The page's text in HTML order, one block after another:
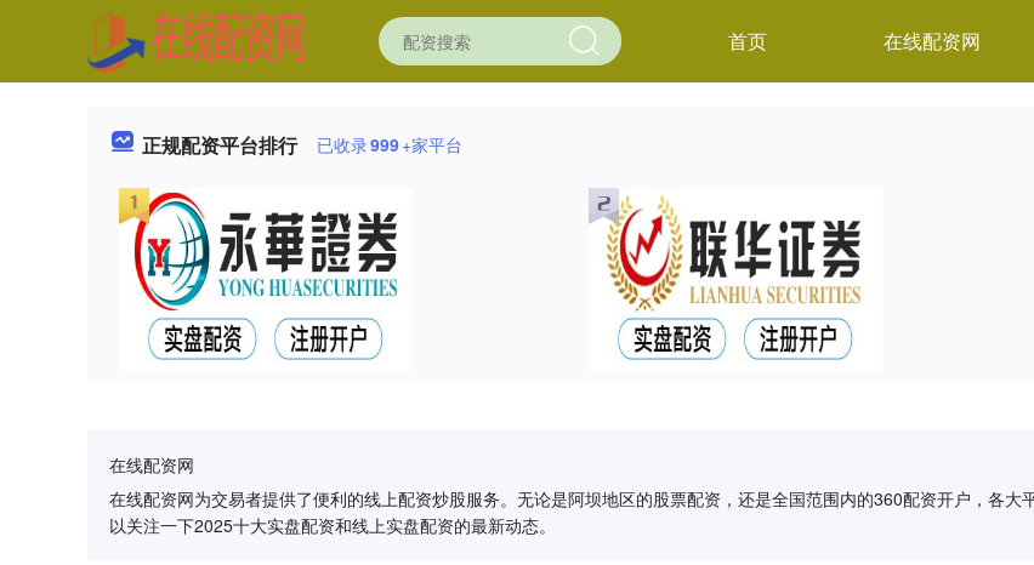
首页 在线配资网
正规配资平台排行 已收录999+家平台
在线配资网
在线配资网为交易者提供了便利的线上配资炒股服务。无论是阿坝地区的股票配资，还是全国范围内的360配资开户，各
以关注一下2025十大实盘配资和线上实盘配资的最新动态。